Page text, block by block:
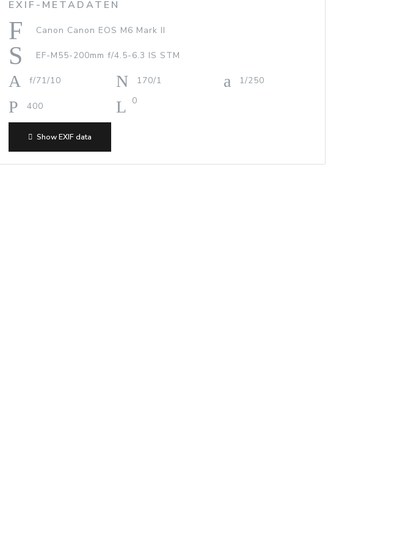
EXIF-METADATEN
Canon Canon EOS M6 Mark II
EF-M55-200mm f/4.5-6.3 IS STM
f/71/10 170/1 1/250
400 0
Show EXIF data